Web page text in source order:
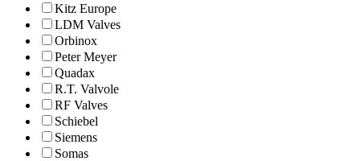
Kitz Europe
LDM Valves
Orbinox
Peter Meyer
Quadax
R.T. Valvole
RF Valves
Schiebel
Siemens
Somas